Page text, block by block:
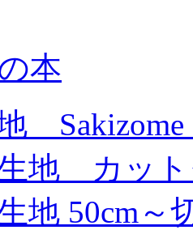
本
Sakizome
地 カット
地 50cm～